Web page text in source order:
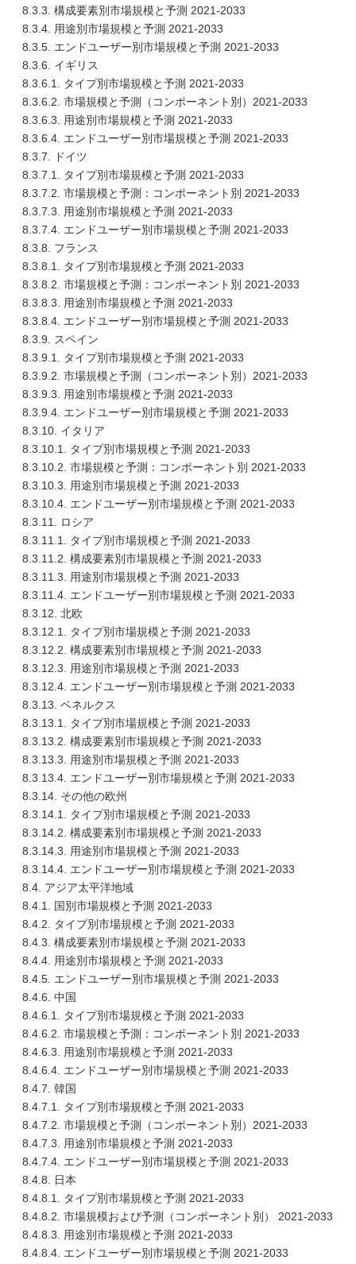
8.3.3. 構成要素別市場規模と予測 2021-2033
8.3.4. 用途別市場規模と予測 2021-2033
8.3.5. エンドユーザー別市場規模と予測 2021-2033
8.3.6. イギリス
8.3.6.1. タイプ別市場規模と予測 2021-2033
8.3.6.2. 市場規模と予測（コンポーネント別）2021-2033
8.3.6.3. 用途別市場規模と予測 2021-2033
8.3.6.4. エンドユーザー別市場規模と予測 2021-2033
8.3.7. ドイツ
8.3.7.1. タイプ別市場規模と予測 2021-2033
8.3.7.2. 市場規模と予測：コンポーネント別 2021-2033
8.3.7.3. 用途別市場規模と予測 2021-2033
8.3.7.4. エンドユーザー別市場規模と予測 2021-2033
8.3.8. フランス
8.3.8.1. タイプ別市場規模と予測 2021-2033
8.3.8.2. 市場規模と予測：コンポーネント別 2021-2033
8.3.8.3. 用途別市場規模と予測 2021-2033
8.3.8.4. エンドユーザー別市場規模と予測 2021-2033
8.3.9. スペイン
8.3.9.1. タイプ別市場規模と予測 2021-2033
8.3.9.2. 市場規模と予測（コンポーネント別）2021-2033
8.3.9.3. 用途別市場規模と予測 2021-2033
8.3.9.4. エンドユーザー別市場規模と予測 2021-2033
8.3.10. イタリア
8.3.10.1. タイプ別市場規模と予測 2021-2033
8.3.10.2. 市場規模と予測：コンポーネント別 2021-2033
8.3.10.3. 用途別市場規模と予測 2021-2033
8.3.10.4. エンドユーザー別市場規模と予測 2021-2033
8.3.11. ロシア
8.3.11.1. タイプ別市場規模と予測 2021-2033
8.3.11.2. 構成要素別市場規模と予測 2021-2033
8.3.11.3. 用途別市場規模と予測 2021-2033
8.3.11.4. エンドユーザー別市場規模と予測 2021-2033
8.3.12. 北欧
8.3.12.1. タイプ別市場規模と予測 2021-2033
8.3.12.2. 構成要素別市場規模と予測 2021-2033
8.3.12.3. 用途別市場規模と予測 2021-2033
8.3.12.4. エンドユーザー別市場規模と予測 2021-2033
8.3.13. ベネルクス
8.3.13.1. タイプ別市場規模と予測 2021-2033
8.3.13.2. 構成要素別市場規模と予測 2021-2033
8.3.13.3. 用途別市場規模と予測 2021-2033
8.3.13.4. エンドユーザー別市場規模と予測 2021-2033
8.3.14. その他の欧州
8.3.14.1. タイプ別市場規模と予測 2021-2033
8.3.14.2. 構成要素別市場規模と予測 2021-2033
8.3.14.3. 用途別市場規模と予測 2021-2033
8.3.14.4. エンドユーザー別市場規模と予測 2021-2033
8.4. アジア太平洋地域
8.4.1. 国別市場規模と予測 2021-2033
8.4.2. タイプ別市場規模と予測 2021-2033
8.4.3. 構成要素別市場規模と予測 2021-2033
8.4.4. 用途別市場規模と予測 2021-2033
8.4.5. エンドユーザー別市場規模と予測 2021-2033
8.4.6. 中国
8.4.6.1. タイプ別市場規模と予測 2021-2033
8.4.6.2. 市場規模と予測：コンポーネント別 2021-2033
8.4.6.3. 用途別市場規模と予測 2021-2033
8.4.6.4. エンドユーザー別市場規模と予測 2021-2033
8.4.7. 韓国
8.4.7.1. タイプ別市場規模と予測 2021-2033
8.4.7.2. 市場規模と予測（コンポーネント別）2021-2033
8.4.7.3. 用途別市場規模と予測 2021-2033
8.4.7.4. エンドユーザー別市場規模と予測 2021-2033
8.4.8. 日本
8.4.8.1. タイプ別市場規模と予測 2021-2033
8.4.8.2. 市場規模および予測（コンポーネント別） 2021-2033
8.4.8.3. 用途別市場規模と予測 2021-2033
8.4.8.4. エンドユーザー別市場規模と予測 2021-2033